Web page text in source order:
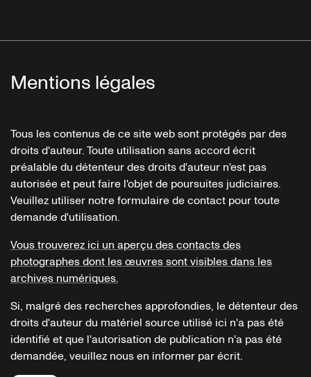
Mentions légales
Tous les contenus de ce site web sont protégés par des
droits d'auteur. Toute utilisation sans accord écrit
préalable du détenteur des droits d'auteur n'est pas
autorisée et peut faire l'objet de poursuites judiciaires.
Veuillez utiliser notre formulaire de contact pour toute
demande d'utilisation.
Vous trouverez ici un aperçu des contacts des
photographes dont les œuvres sont visibles dans les
archives numériques.
Si, malgré des recherches approfondies, le détenteur des
droits d'auteur du matériel source utilisé ici n'a pas été
identifié et que l'autorisation de publication n'a pas été
demandée, veuillez nous en informer par écrit.